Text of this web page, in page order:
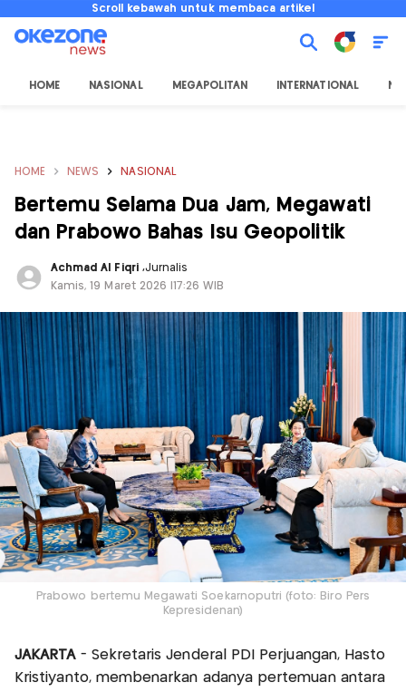
Scroll kebawah untuk membaca artikel
HOME NASIONAL MEGAPOLITAN INTERNATIONAL
HOME NEWS NASIONAL
Bertemu Selama Dua Jam, Megawati
dan Prabowo Bahas Isu Geopolitik
Achmad Al Fiqri ,Jurnalis
Kamis, 19 Maret 2026 |17:26 WIB
Prabowo bertemu Megawati Soekarnoputri (foto: Biro Pers
Kepresidenan)
JAKARTA- Sekretaris Jenderal PDI Perjuangan, Hasto
Kristiyanto, membenarkan adanya pertemuan antara